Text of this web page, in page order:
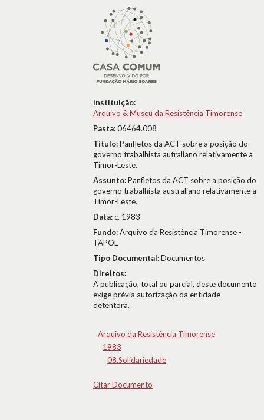
Instituição:
Arquivo & Museu da Resistência Timorense
Pasta:06464.008
Título:Panfletos da ACT sobre a posição do
governo trabalhista autraliano relativamente a
Timor-Leste.
Assunto:Panfletos da ACT sobre a posição do
governo trabalhista australiano relativamente a
Timor-Leste.
Data:c. 1983
Fundo:Arquivo da Resistência Timorense -
TAPOL
Tipo Documental:Documentos
Direitos:
A publicação, total ou parcial, deste documento
exige prévia autorização da entidade
detentora.
Arquivo da Resistência Timorense
1983
08.Solidariedade
Citar Documento